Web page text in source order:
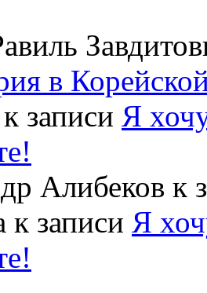
в
к записи Я
Алибеков к
к записи Я